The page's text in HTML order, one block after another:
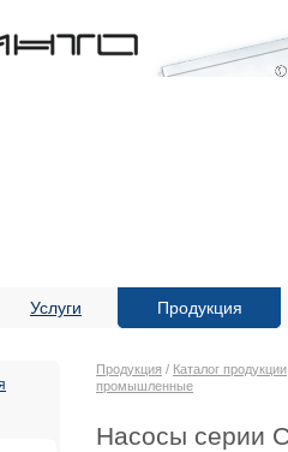
Услуги Продукция
Продукция / Каталог продукции
промышленные
Насосы серии